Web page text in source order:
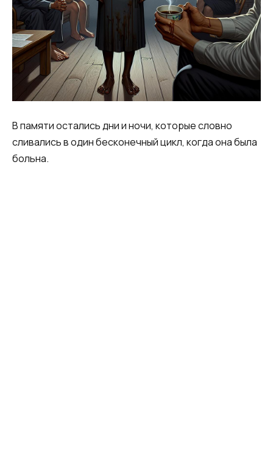
В памяти остались дни и ночи, которые словно
сливались в один бесконечный цикл, когда она была
больна.